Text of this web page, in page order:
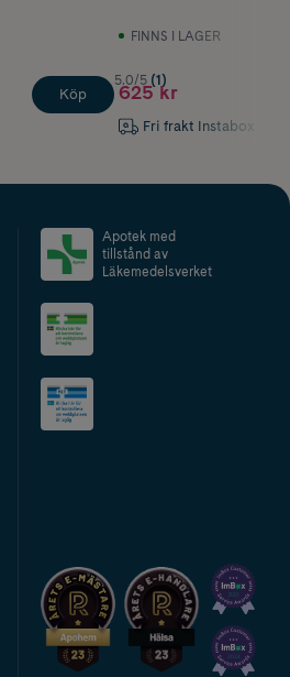
Köp
FINNS I LAGER
5.0/5 (1)
625 kr
Fri frakt Instabox
Apotek med
tillstånd av
Läkemedelsverket
2024